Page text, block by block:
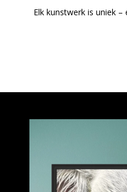
Elk kunstwerk is uniek